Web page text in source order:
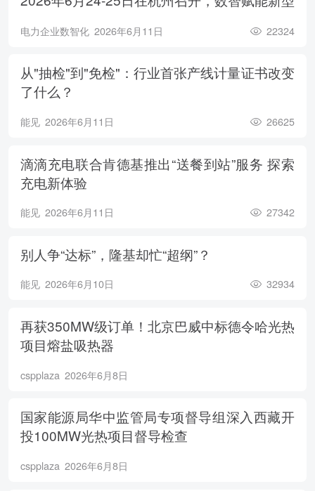
电力企业数智化 2026年6月11日 22324
从"抽检"到"免检"：行业首张产线计量证书改变
了什么？
能见 2026年6月11日 26625
滴滴充电联合肯德基推出“送餐到站”服务 探索
充电新体验
能见 2026年6月11日 27342
别人争“达标”，隆基却忙“超纲”？
能见 2026年6月10日 32934
再获350MW级订单！北京巴威中标德令哈光热
项目熔盐吸热器
cspplaza 2026年6月8日
国家能源局华中监管局专项督导组深入西藏开
投100MW光热项目督导检查
cspplaza 2026年6月8日